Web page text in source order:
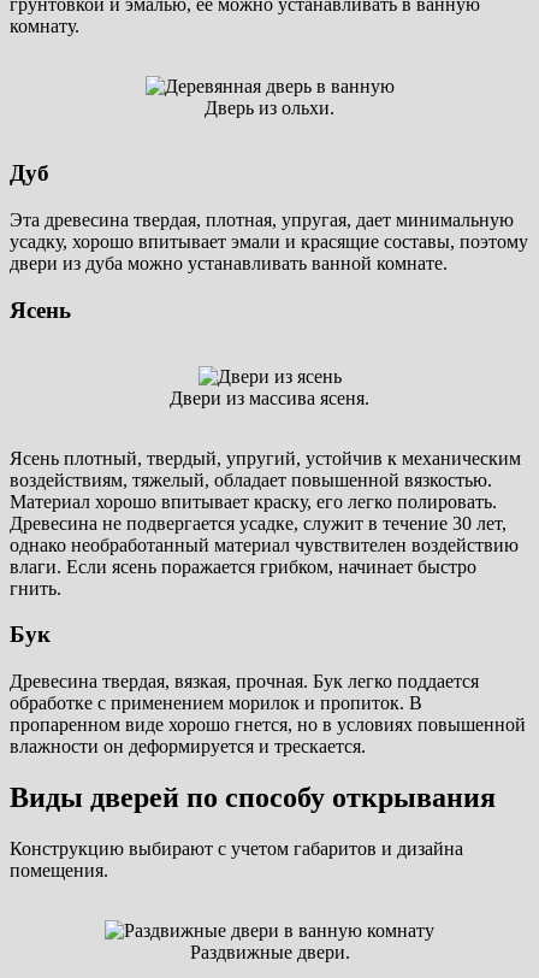
комнату.
Дверь из ольхи.
Дуб
Эта древесина твердая, плотная, упругая, дает минимальную
усадку, хорошо впитывает эмали и красящие составы, поэтому
двери из дуба можно устанавливать ванной комнате.
Ясень
Двери из массива ясеня.
Ясень плотный, твердый, упругий, устойчив к механическим
воздействиям, тяжелый, обладает повышенной вязкостью.
Материал хорошо впитывает краску, его легко полировать.
Древесина не подвергается усадке, служит в течение 30 лет,
однако необработанный материал чувствителен воздействию
влаги. Если ясень поражается грибком, начинает быстро
гнить.
Бук
Древесина твердая, вязкая, прочная. Бук легко поддается
обработке с применением морилок и пропиток. В
пропаренном виде хорошо гнется, но в условиях повышенной
влажности он деформируется и трескается.
Виды дверей по способу открывания
Конструкцию выбирают с учетом габаритов и дизайна
помещения.
Раздвижные двери.